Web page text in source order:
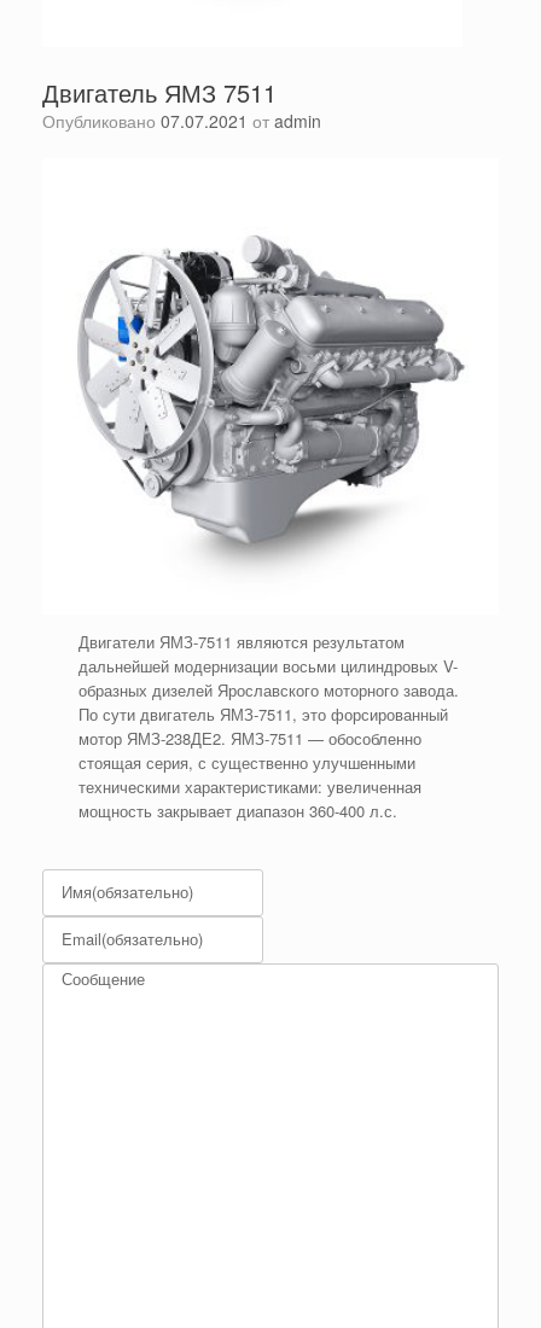
Двигатель ЯМЗ 7511
Опубликовано 07.07.2021 от admin
Двигатели ЯМЗ-7511 являются результатом
дальнейшей модернизации восьми цилиндровых V-
образных дизелей Ярославского моторного завода.
По сути двигатель ЯМЗ-7511, это форсированный
мотор ЯМЗ-238ДЕ2. ЯМЗ-7511 — обособленно
стоящая серия, с существенно улучшенными
техническими характеристиками: увеличенная
мощность закрывает диапазон 360-400 л.с.
Имя(обязательно)
Email(обязательно)
Сообщение